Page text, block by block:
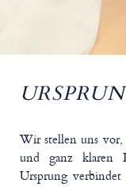
Wir stellen uns vor,
und ganz klaren
Ursprung